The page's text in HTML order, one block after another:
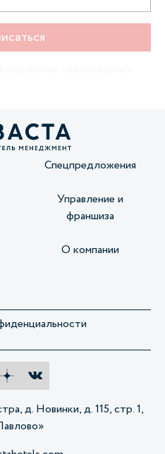
Спецпредложения
Управление и
франшиза
О компании
д. Новинки, д. 115, стр. 1,